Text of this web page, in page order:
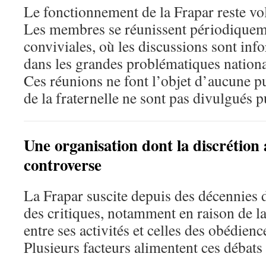
Le fonctionnement de la Frapar reste
Les membres se réunissent
conviviales, où les discussions sont
dans les grandes problématiques
Ces réunions ne font l’objet d’aucune
de la fraternelle ne sont pas divulgués
Une organisation dont la
controverse
La Frapar suscite depuis des
des critiques, notamment en raison de
entre ses activités et celles des
Plusieurs facteurs alimentent ces